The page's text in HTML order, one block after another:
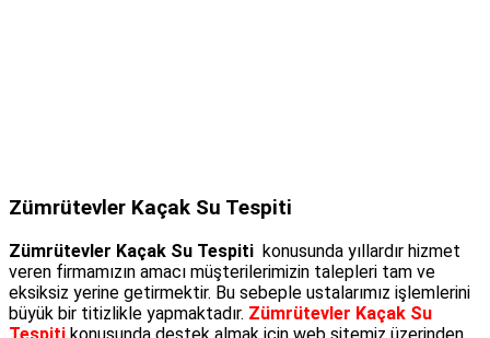
Zümrütevler Kaçak Su Tespiti
Zümrütevler Kaçak Su Tespiti konusunda yıllardır hizmet
veren firmamızın amacı müşterilerimizin talepleri tam ve
eksiksiz yerine getirmektir. Bu sebeple ustalarımız işlemlerini
büyük bir titizlikle yapmaktadır. Zümrütevler Kaçak Su
Tespiti konusunda destek almak için web sitemiz üzerinden